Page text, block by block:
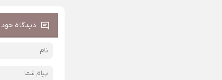
دیدگاه خود